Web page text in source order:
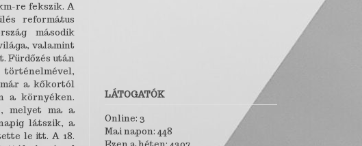
re fekszik. A
református
második
valamint
Fürdőzés után
a kőkortól
a környéken.
melyet ma a
látszik, a
le itt. A 18.
LÁTOGATÓK
Online: 3
Mai napon: 448